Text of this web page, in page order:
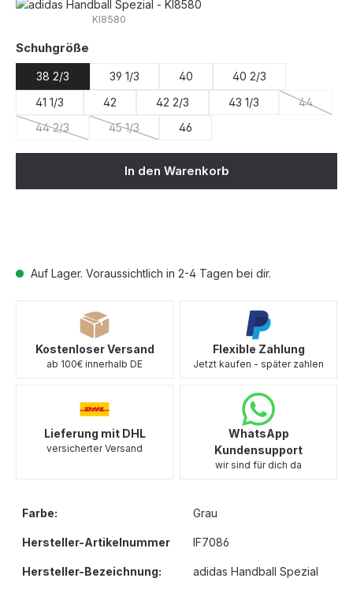
Auf Lager. Voraussichtlich in 2-4 Tagen bei dir.
KI8580
Schuhgröße
38 2/3 39 1/3 40
40 2/3
41 1/3
42 42 2/3 43 1/3 44
(Diese
44 2/3
(Diese Option ist zurzeit nicht verfügbar.)
45 1/3
(Diese Option ist zurzeit nicht verfügbar.)
46
In den Warenkorb
Kostenloser Versand
ab 100€ innerhalb DE
Flexible Zahlung
Jetzt kaufen - später zahlen
Lieferung mit DHL
versicherter Versand
WhatsApp
Kundensupport
wir sind für dich da
Farbe: Grau
Hersteller-Artikelnummer IF7086
Hersteller-Bezeichnung: adidas Handball Spezial